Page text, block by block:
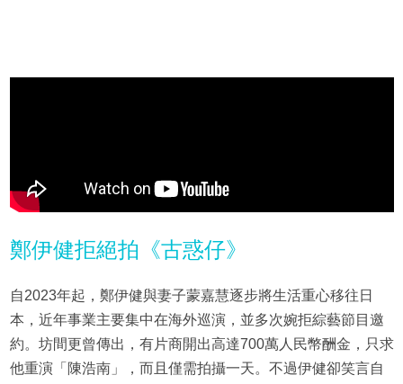
鄭伊健拒絕拍《古惑仔》
自2023年起，鄭伊健與妻子蒙嘉慧逐步將生活重心移往日
本，近年事業主要集中在海外巡演，並多次婉拒綜藝節目邀
約。坊間更曾傳出，有片商開出高達700萬人民幣酬金，只求
他重演「陳浩南」，而且僅需拍攝一天。不過伊健卻笑言自